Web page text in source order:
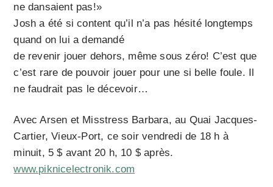
ne dansaient pas!»
Josh a été si content qu’il n’a pas hésité longtemps
quand on lui a demandé
de revenir jouer dehors, même sous zéro! C’est que
c’est rare de pouvoir jouer pour une si belle foule. Il
ne faudrait pas le décevoir…
Avec Arsen et Misstress Barbara, au Quai Jacques-
Cartier, Vieux-Port, ce soir vendredi de 18 h à
minuit, 5 $ avant 20 h, 10 $ après.
www.piknicelectronik.com